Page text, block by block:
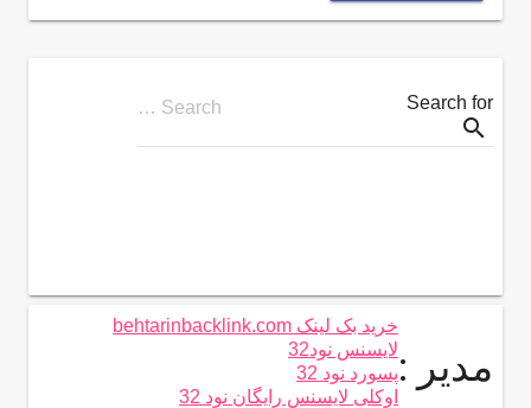
Search for
Search …
search
مدیر :
خرید بک لینک behtarinbacklink.com
لایسنس نود32
پسورد نود 32
اوکلی لایسنس رایگان نود 32